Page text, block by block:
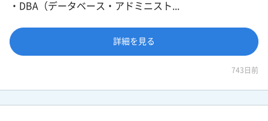
・DBA（データベース・アドミニスト...
詳細を見る
743日前